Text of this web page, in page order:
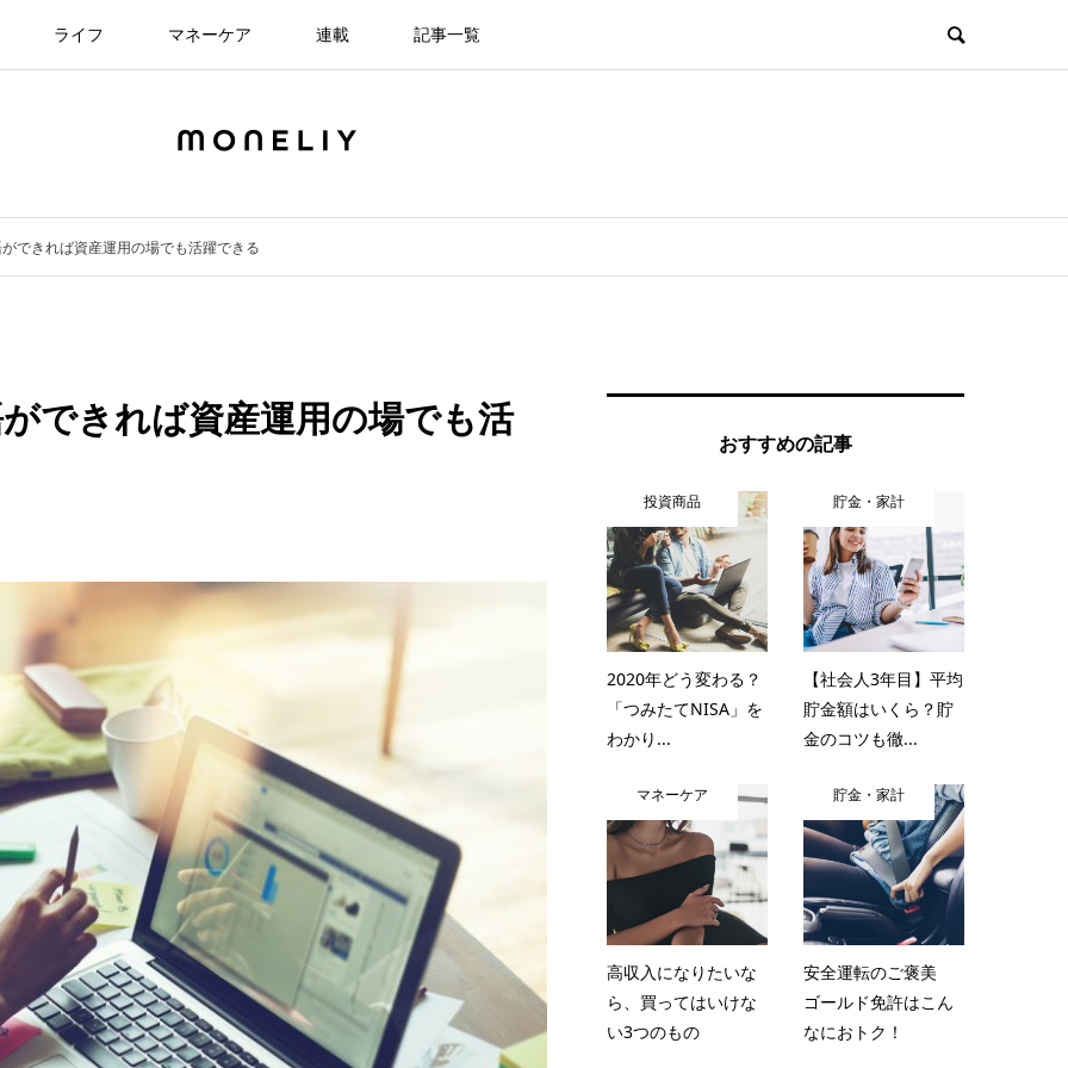
ライフ マネーケア 連載 記事一覧
できれば資産運用の場でも活躍できる
できれば資産運用の場でも活
おすすめの記事
投資商品
2020年どう変わる？
「つみたてNISA」を
わかり...
貯金・家計
【社会人3年目】平均
貯金額はいくら？貯
金のコツも徹...
マネーケア
高収入になりたいな
ら、買ってはいけな
い3つのもの
貯金・家計
安全運転のご褒美
ゴールド免許はこん
なにおトク！